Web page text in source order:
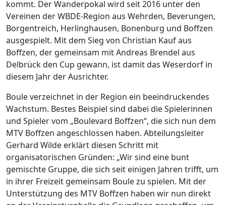
kommt. Der Wanderpokal wird seit 2016 unter den
Vereinen der WBDE-Region aus Wehrden, Beverungen,
Borgentreich, Herlinghausen, Bonenburg und Boffzen
ausgespielt. Mit dem Sieg von Christian Kauf aus
Boffzen, der gemeinsam mit Andreas Brendel aus
Delbrück den Cup gewann, ist damit das Weserdorf in
diesem Jahr der Ausrichter.
Boule verzeichnet in der Region ein beeindruckendes
Wachstum. Bestes Beispiel sind dabei die Spielerinnen
und Spieler vom „Boulevard Boffzen“, die sich nun dem
MTV Boffzen angeschlossen haben. Abteilungsleiter
Gerhard Wilde erklärt diesen Schritt mit
organisatorischen Gründen: „Wir sind eine bunt
gemischte Gruppe, die sich seit einigen Jahren trifft, um
in ihrer Freizeit gemeinsam Boule zu spielen. Mit der
Unterstützung des MTV Boffzen haben wir nun direkt